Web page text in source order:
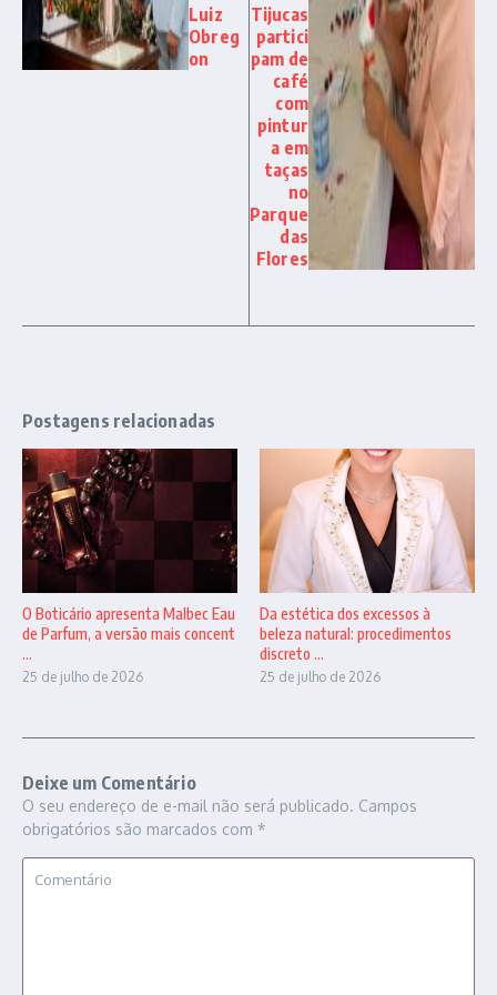
Luiz
Obreg
on
Tijucas
partici
pam de
café
com
pintur
a em
taças
no
Parque
das
Flores
Postagens relacionadas
O Boticário apresenta Malbec Eau
de Parfum, a versão mais concent
...
25 de julho de 2026
Da estética dos excessos à
beleza natural: procedimentos
discreto ...
25 de julho de 2026
Deixe um Comentário
O seu endereço de e-mail não será publicado. Campos
obrigatórios são marcados com *